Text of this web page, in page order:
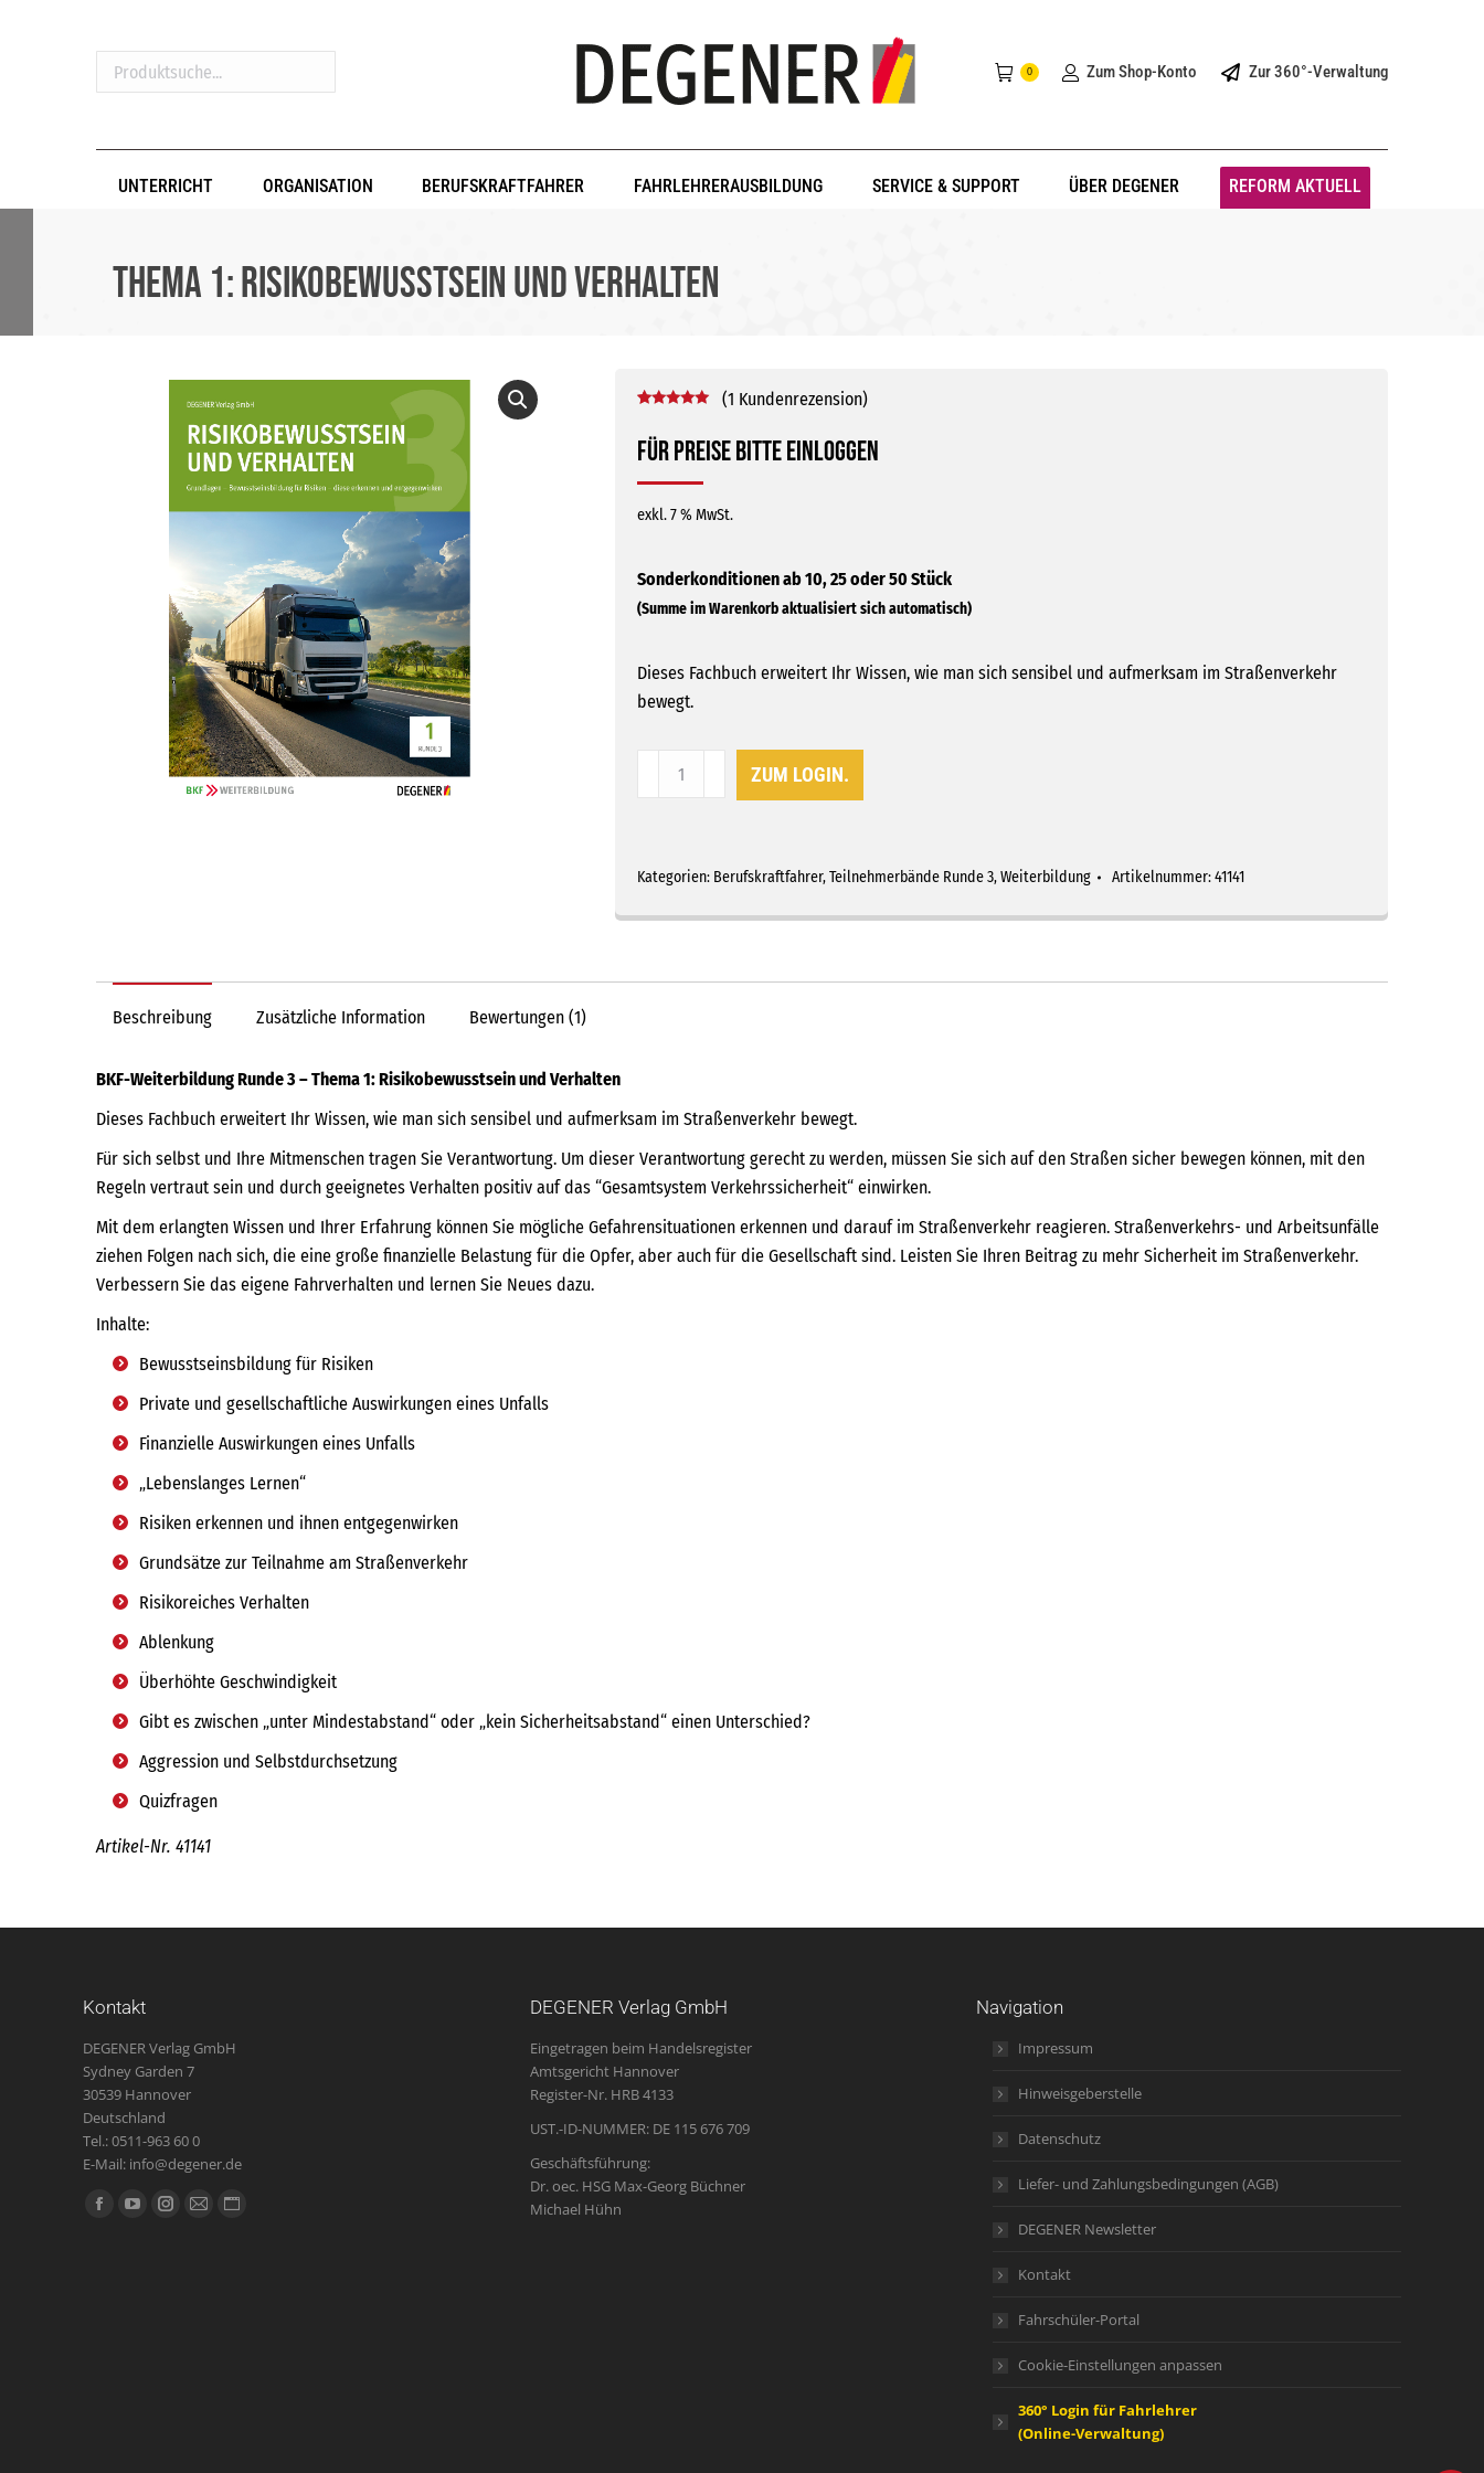
Produktsuche...
0 Zum Shop-Konto Zur 360°-Verwaltung
UNTERRICHT ORGANISATION BERUFSKRAFTFAHRER FAHRLEHRERAUSBILDUNG SERVICE & SUPPORT ÜBER DEGENER REFORM AKTUELL
Thema 1: Risikobewusstsein und Verhalten
Für Preise bitte einloggen
5.00
basierend
Kundenbewertung
(1 Kundenrezension)
exkl. 7 % MwSt.
Dieses Fachbuch erweitert Ihr Wissen, wie man sich sensibel und aufmerksam im Straßenverkehr
bewegt.
Verhalten
ZUM LOGIN.
Kategorien: Berufskraftfahrer,Teilnehmerbände Runde 3,Weiterbildung Artikelnummer:41141
Beschreibung Zusätzliche Information Bewertungen (1)
BKF-Weiterbildung Runde 3 – Thema 1: Risikobewusstsein und Verhalten
Dieses Fachbuch erweitert Ihr Wissen, wie man sich sensibel und aufmerksam im Straßenverkehr bewegt.
Für sich selbst und Ihre Mitmenschen tragen Sie Verantwortung. Um dieser Verantwortung gerecht zu werden, müssen Sie sich auf den Straßen sicher bewegen können, mit den
Regeln vertraut sein und durch geeignetes Verhalten positiv auf das “Gesamtsystem Verkehrssicherheit“ einwirken.
Mit dem erlangten Wissen und Ihrer Erfahrung können Sie mögliche Gefahrensituationen erkennen und darauf im Straßenverkehr reagieren. Straßenverkehrs- und Arbeitsunfälle
ziehen Folgen nach sich, die eine große finanzielle Belastung für die Opfer, aber auch für die Gesellschaft sind. Leisten Sie Ihren Beitrag zu mehr Sicherheit im Straßenverkehr.
Verbessern Sie das eigene Fahrverhalten und lernen Sie Neues dazu.
Inhalte:
Bewusstseinsbildung für Risiken
Private und gesellschaftliche Auswirkungen eines Unfalls
Finanzielle Auswirkungen eines Unfalls
„Lebenslanges Lernen“
Risiken erkennen und ihnen entgegenwirken
Grundsätze zur Teilnahme am Straßenverkehr
Risikoreiches Verhalten
Ablenkung
Überhöhte Geschwindigkeit
Gibt es zwischen „unter Mindestabstand“ oder „kein Sicherheitsabstand“ einen Unterschied?
Aggression und Selbstdurchsetzung
Quizfragen
Artikel-Nr. 41141
Kontakt
DEGENER Verlag GmbH
Sydney Garden 7
30539 Hannover
Deutschland
Tel.: 0511-963 60 0
E-Mail: info@degener.de
Finden Sie uns auf:
FacebookYouTubeInstagram
E-
Website
DEGENER Verlag GmbH
Eingetragen beim Handelsregister
Amtsgericht Hannover
Register-Nr. HRB 4133
UST.-ID-NUMMER: DE 115 676 709
Geschäftsführung:
Dr. oec. HSG Max-Georg Büchner
Michael Hühn
Navigation
Impressum
Hinweisgeberstelle
Datenschutz
Liefer- und Zahlungsbedingungen (AGB)
DEGENER Newsletter
Kontakt
Fahrschüler-Portal
Cookie-Einstellungen anpassen
360° Login für Fahrlehrer
(Online-Verwaltung)